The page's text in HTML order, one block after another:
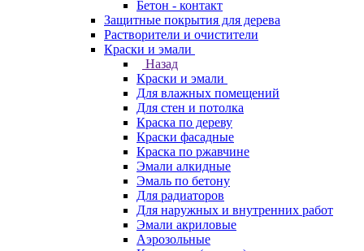
Бетон - контакт
Защитные покрытия для дерева
Растворители и очистители
Краски и эмали
Назад
Краски и эмали
Для влажных помещений
Для стен и потолка
Краска по дереву
Краски фасадные
Краска по ржавчине
Эмали алкидные
Эмаль по бетону
Для радиаторов
Для наружных и внутренних работ
Эмали акриловые
Аэрозольные